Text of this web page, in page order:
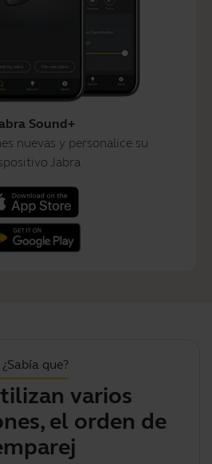
Sound+
nuevas y personalice su
Jabra
¿Sabía que?
varios
el orden de
d